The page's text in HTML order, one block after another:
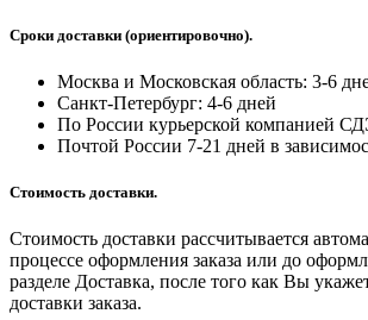
Сроки доставки (ориентировочно).
Москва и Московская область: 3-6
Санкт-Петербург: 4-6 дней
По России курьерской компанией
Почтой России 7-21 дней в
Стоимость доставки.
Стоимость доставки рассчитывается
процессе оформления заказа или до
разделе Доставка, после того как Вы
доставки заказа.